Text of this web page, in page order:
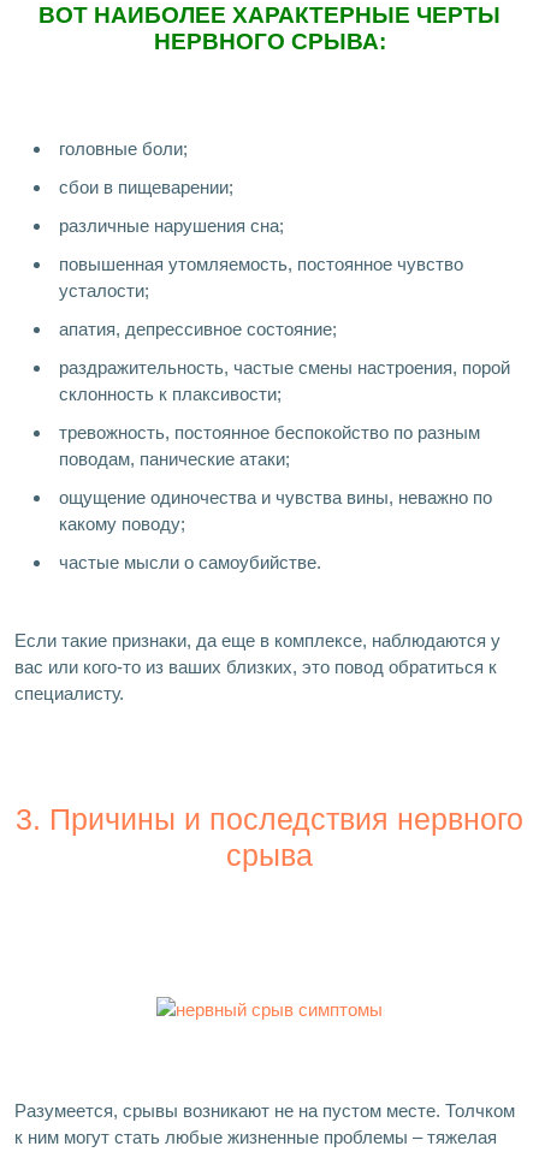
ВОТ НАИБОЛЕЕ ХАРАКТЕРНЫЕ ЧЕРТЫ
НЕРВНОГО СРЫВА:
головные боли;
сбои в пищеварении;
различные нарушения сна;
повышенная утомляемость, постоянное чувство
усталости;
апатия, депрессивное состояние;
раздражительность, частые смены настроения, порой
склонность к плаксивости;
тревожность, постоянное беспокойство по разным
поводам, панические атаки;
ощущение одиночества и чувства вины, неважно по
какому поводу;
частые мысли о самоубийстве.
Если такие признаки, да еще в комплексе, наблюдаются у
вас или кого-то из ваших близких, это повод обратиться к
специалисту.
3. Причины и последствия нервного
срыва
Разумеется, срывы возникают не на пустом месте. Толчком
к ним могут стать любые жизненные проблемы – тяжелая